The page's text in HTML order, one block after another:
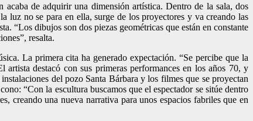
de adquirir una dimensión artística. Dentro de la sala, dos
luz no se para en ella, surge de los proyectores y va creando las
“Los dibujos son dos piezas geométricas que están en constante
resalta.
La primera cita ha generado expectación. “Se percibe que la
destacó con sus primeras performances en los años 70, y
del pozo Santa Bárbara y los filmes que se proyectan
“Con la escultura buscamos que el espectador se sitúe dentro
creando una nueva narrativa para unos espacios fabriles que en